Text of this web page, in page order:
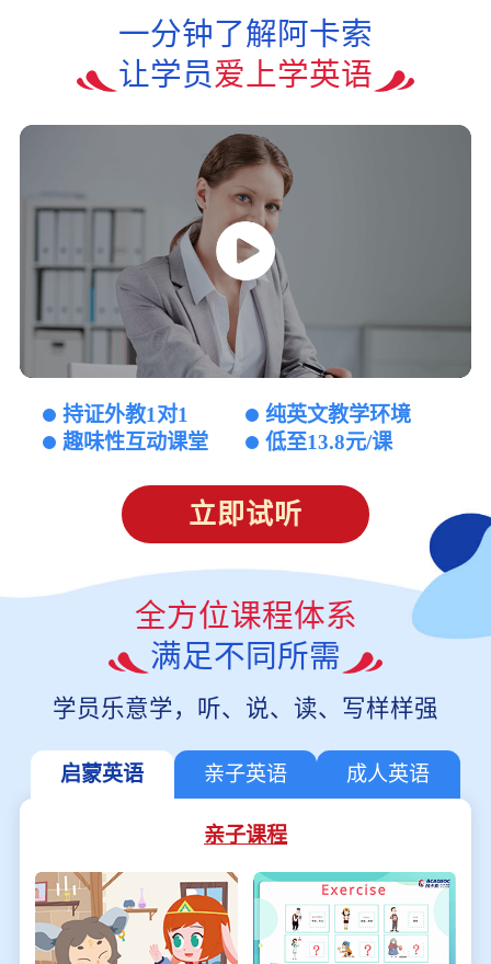
一分钟了解阿卡索
让学员爱上学英语
持证外教1对1
纯英文教学环境
趣味性互动课堂
低至13.8元/课
立即试听
全方位课程体系
满足不同所需
学员乐意学，听、说、读、写样样强
启蒙英语 亲子英语 成人英语
亲子课程